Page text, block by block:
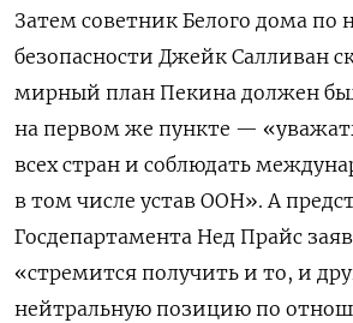
Затем советник Белого дома по
безопасности Джейк Салливан
мирный план Пекина должен
на первом же пункте —
всех стран и соблюдать
в том числе устав ООН». А
Госдепартамента Нед Прайс
«стремится получить и то, и
нейтральную позицию по